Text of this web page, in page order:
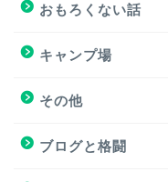
おもろくない話
キャンプ場
その他
ブログと格闘